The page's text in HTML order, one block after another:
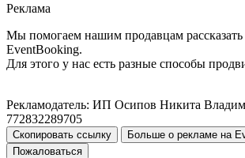
Реклама
Мы помогаем нашим продавцам рассказать
EventBooking.
Для этого у нас есть разные способы
Рекламодатель: ИП Осипов Никита
772832289705
Скопировать ссылку
Больше о рекламе на
Пожаловаться